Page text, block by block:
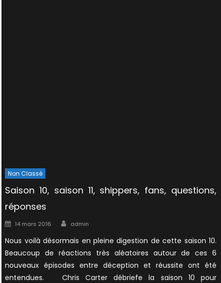
Non Classé
Saison 10, saison 11, shippers, fans, questions,
réponses
Posted
14 mars 2016 Author
admin
Nous voilà désormais en pleine digestion de cette saison 10.
Beaucoup de réactions très aléatoires autour de ces 6
nouveaux épisodes entre déception et réussite ont été
entendues. Chris Carter débriefe la saison 10 pour